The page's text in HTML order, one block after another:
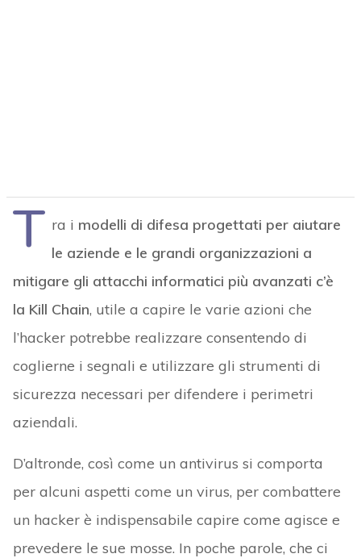
T ra i modelli di difesa progettati per aiutare
le aziende e le grandi organizzazioni a
mitigare gli attacchi informatici più avanzati c’è
la Kill Chain, utile a capire le varie azioni che
l’hacker potrebbe realizzare consentendo di
coglierne i segnali e utilizzare gli strumenti di
sicurezza necessari per difendere i perimetri
aziendali.
D’altronde, così come un antivirus si comporta
per alcuni aspetti come un virus, per combattere
un hacker è indispensabile capire come agisce e
prevedere le sue mosse. In poche parole, che ci